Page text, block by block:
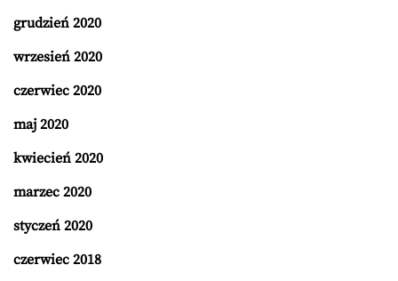
grudzień 2020
wrzesień 2020
czerwiec 2020
maj 2020
kwiecień 2020
marzec 2020
styczeń 2020
czerwiec 2018